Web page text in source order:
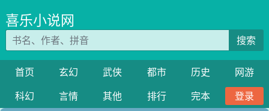
喜乐小说网
搜索
首页 玄幻 武侠 都市 历史
网游
科幻
言情 其他 排行 完本
登录